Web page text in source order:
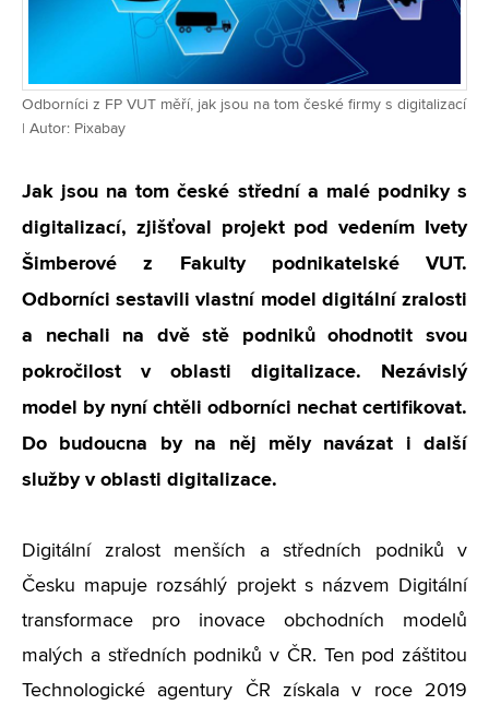
Odborníci z FP VUT měří, jak jsou na tom české firmy s digitalizací
| Autor: Pixabay
Jak jsou na tom české střední a malé podniky s
digitalizací, zjišťoval projekt pod vedením Ivety
Šimberové z Fakulty podnikatelské VUT.
Odborníci sestavili vlastní model digitální zralosti
a nechali na dvě stě podniků ohodnotit svou
pokročilost v oblasti digitalizace. Nezávislý
model by nyní chtěli odborníci nechat certifikovat.
Do budoucna by na něj měly navázat i další
služby v oblasti digitalizace.
Digitální zralost menších a středních podniků v
Česku mapuje rozsáhlý projekt s názvem Digitální
transformace pro inovace obchodních modelů
malých a středních podniků v ČR. Ten pod záštitou
Technologické agentury ČR získala v roce 2019